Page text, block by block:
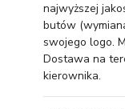
najwyższej
butów
swojego logo.
Dostawa na
kierownika.